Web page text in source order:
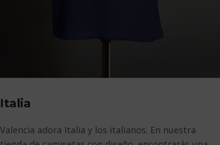
Italia
Valencia adora Italia y los italianos. En nuestra